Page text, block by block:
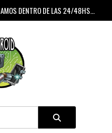
DENTRO DE LAS 24/48HS...